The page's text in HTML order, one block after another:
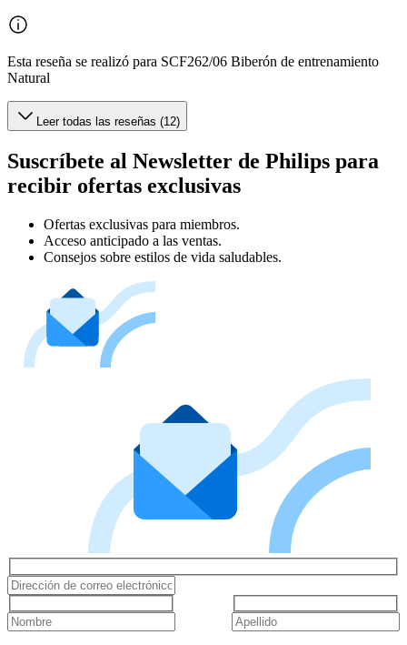
Esta reseña se realizó para SCF262/06 Biberón de entrenamiento
Natural
Leer todas las reseñas (12)
Suscríbete al Newsletter de Philips para
recibir ofertas exclusivas
Ofertas exclusivas para miembros.
Acceso anticipado a las ventas.
Consejos sobre estilos de vida saludables.